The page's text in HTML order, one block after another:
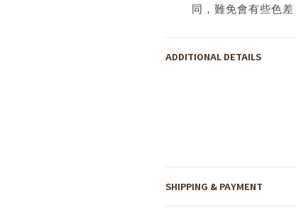
同，難免會有些色差
ADDITIONAL DETAILS
SHIPPING & PAYMENT